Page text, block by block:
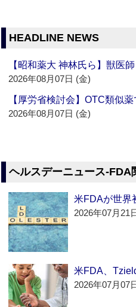
HEADLINE NEWS
【昭和薬大 神林氏ら】獣医
2026年08月07日 (金)
【厚労省検討会】OTC類似
2026年08月07日 (金)
ヘルスデーニュース‐FDA
米FDAが世界
2026年07月21
米FDA、
2026年07月07